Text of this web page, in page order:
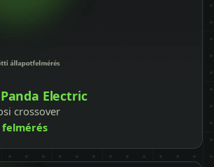
Electric
crossover
felmérés